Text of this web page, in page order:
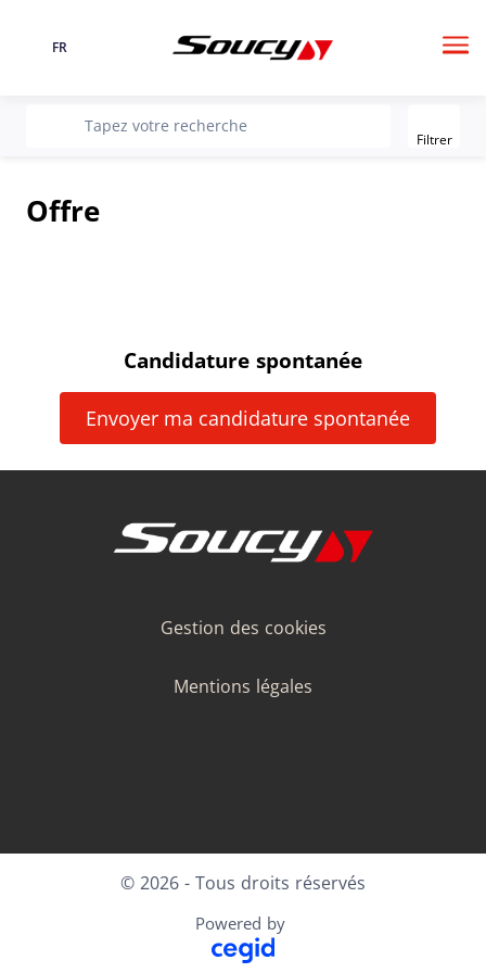
Langue
FR
recherche
Tapez votre recherche
Filtrer
Offre
Candidature spontanée
Envoyer ma candidature spontanée
Gestion des cookies
Mentions légales
© 2026 - Tous droits réservés
Powered by